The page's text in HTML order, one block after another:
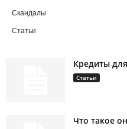
Скандалы
Статьи
Кредиты
Статьи
Что такое